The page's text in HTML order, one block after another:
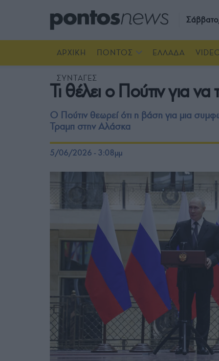
ΑΡΧΙΚΗ ΠΟΝΤΟΣ ΕΛΛΑΔΑ
ΣΥΝΤΑΓΕΣ
Τι θέλει ο Πούτιν για
Ο Πούτιν θεωρεί ότι η βάση για μια
Τραμπ στην Αλάσκα
5/06/2026 - 3:08μμ